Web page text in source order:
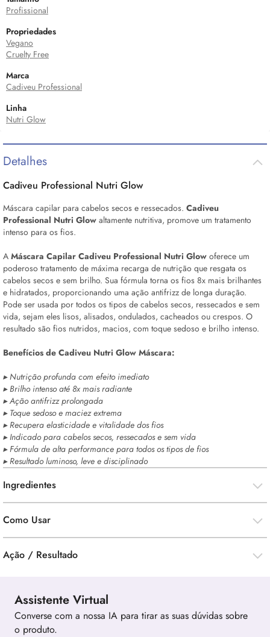
Profissional
Propriedades
Vegano
Cruelty Free
Marca
Cadiveu Professional
Linha
Nutri Glow
Detalhes
Cadiveu Professional Nutri Glow
Máscara capilar para cabelos secos e ressecados. Cadiveu
Professional Nutri Glow altamente nutritiva, promove um tratamento
intenso para os fios.
A Máscara Capilar Cadiveu Professional Nutri Glow oferece um
poderoso tratamento de máxima recarga de nutrição que resgata os
cabelos secos e sem brilho. Sua fórmula torna os fios 8x mais brilhantes
e hidratados, proporcionando uma ação antifrizz de longa duração.
Pode ser usada por todos os tipos de cabelos secos, ressecados e sem
vida, sejam eles lisos, alisados, ondulados, cacheados ou crespos. O
resultado são fios nutridos, macios, com toque sedoso e brilho intenso.
Benefícios de Cadiveu Nutri Glow Máscara:
▸ Nutrição profunda com efeito imediato
▸ Brilho intenso até 8x mais radiante
▸ Ação antifrizz prolongada
▸ Toque sedoso e maciez extrema
▸ Recupera elasticidade e vitalidade dos fios
▸ Indicado para cabelos secos, ressecados e sem vida
▸ Fórmula de alta performance para todos os tipos de fios
▸ Resultado luminoso, leve e disciplinado
Ingredientes
Como Usar
Ação / Resultado
Assistente Virtual
Converse com a nossa IA para tirar as suas dúvidas sobre
o produto.